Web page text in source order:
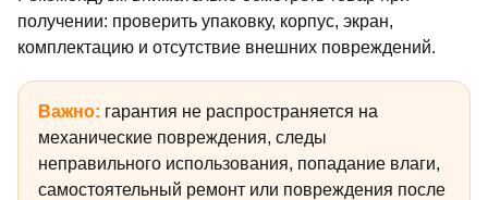
получении: проверить упаковку, корпус, экран,
комплектацию и отсутствие внешних повреждений.
Важно: гарантия не распространяется на
механические повреждения, следы
неправильного использования, попадание влаги,
самостоятельный ремонт или повреждения после